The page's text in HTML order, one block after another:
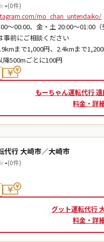
-(0件)
mo_chan_untendaiko/
〜00:00、金・土 20:00〜01:00
事前にご相談ください
まで1,000円、2.4kmまで
降500mごとに100円
もーちゃん運転代行
料金・詳
代行 大崎市／大崎市
-(0件)
グット運転代行
料金・詳